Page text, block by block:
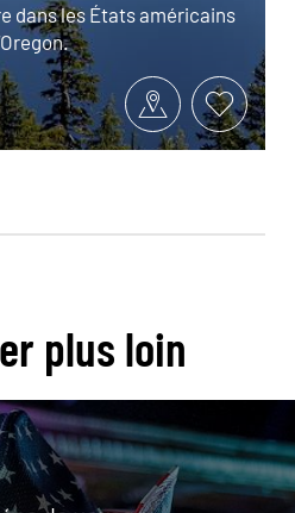
dans les États américains
plus loin